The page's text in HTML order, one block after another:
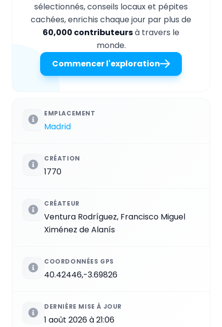
sélectionnés, conseils locaux et pépites
cachées, enrichis chaque jour par plus de
60,000 contributeursà travers le
monde.
Commencer l'exploration
EMPLACEMENT
Madrid
CRÉATION
1770
CRÉATEUR
Ventura Rodríguez, Francisco Miguel
Ximénez de Alanís
COORDONNÉES GPS
40.42446,-3.69826
DERNIÈRE MISE À JOUR
1 août 2026 à 21:06